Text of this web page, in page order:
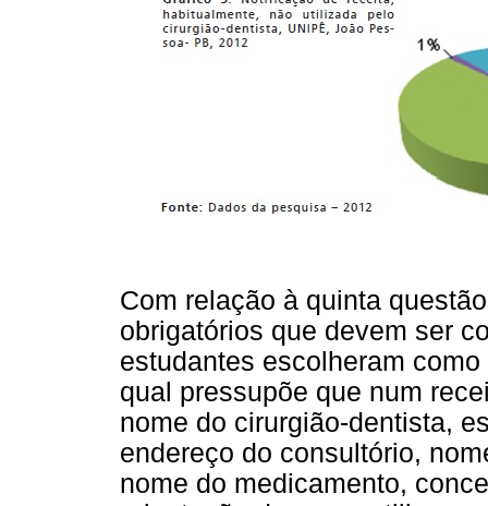
Com relação à quinta
obrigatórios que devem ser
estudantes escolheram
qual pressupõe que num
nome do cirurgião-dentista,
endereço do consultório,
nome do medicamento,